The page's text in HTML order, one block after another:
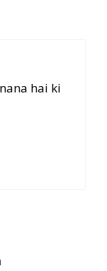
hai ki